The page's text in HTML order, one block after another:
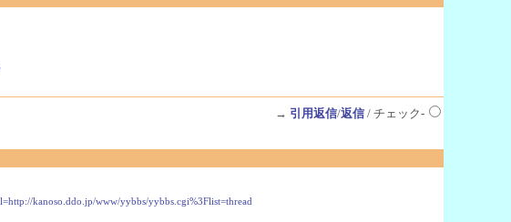
→ 引用返信/返信/ チェック-
kanoso.ddo.jp/www/yybbs/yybbs.cgi%3Flist=thread